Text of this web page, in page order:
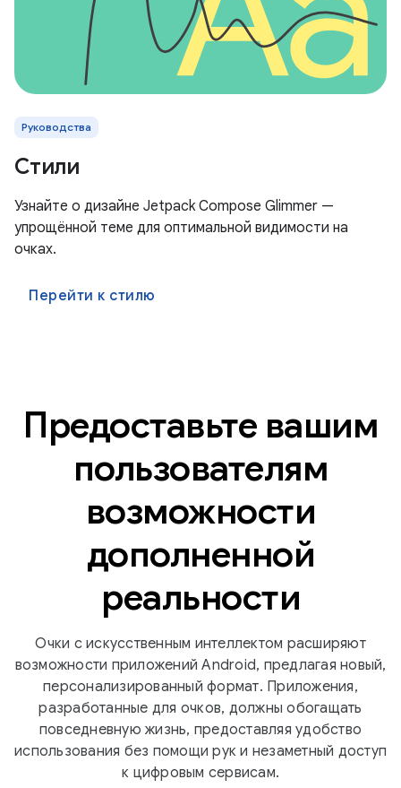
Руководства
Стили
Узнайте о дизайне Jetpack Compose Glimmer —
упрощённой теме для оптимальной видимости на
очках.
Перейти к стилю
Предоставьте вашим
пользователям
возможности
дополненной
реальности
Очки с искусственным интеллектом расширяют
возможности приложений Android, предлагая новый,
персонализированный формат. Приложения,
разработанные для очков, должны обогащать
повседневную жизнь, предоставляя удобство
использования без помощи рук и незаметный доступ
к цифровым сервисам.